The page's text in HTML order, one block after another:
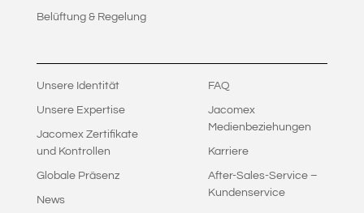
Belüftung & Regelung
Unsere Identität
Unsere Expertise
Jacomex Zertifikate
und Kontrollen
Globale Präsenz
News
FAQ
Jacomex
Medienbeziehungen
Karriere
After-Sales-Service –
Kundenservice